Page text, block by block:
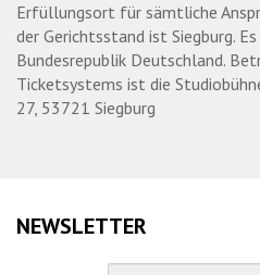
Erfüllungsort für sämtliche
der Gerichtsstand ist Siegburg.
Bundesrepublik Deutschland.
Ticketsystems ist die
27, 53721 Siegburg
NEWSLETTER